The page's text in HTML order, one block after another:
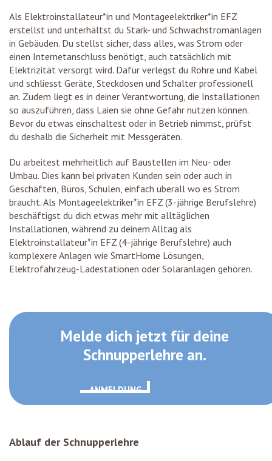
Als Elektroinstallateur*in und Montageelektriker*in EFZ
erstellst und unterhältst du Stark- und Schwachstromanlagen
in Gebäuden. Du stellst sicher, dass alles, was Strom oder
einen Internetanschluss benötigt, auch tatsächlich mit
Elektrizität versorgt wird. Dafür verlegst du Rohre und Kabel
und schliesst Geräte, Steckdosen und Schalter professionell
an. Zudem liegt es in deiner Verantwortung, die Installationen
so auszuführen, dass Laien sie ohne Gefahr nutzen können.
Bevor du etwas einschaltest oder in Betrieb nimmst, prüfst
du deshalb die Sicherheit mit Messgeräten.
Du arbeitest mehrheitlich auf Baustellen im Neu- oder
Umbau. Dies kann bei privaten Kunden sein oder auch in
Geschäften, Büros, Schulen, einfach überall wo es Strom
braucht. Als Montageelektriker*in EFZ (3-jährige Berufslehre)
beschäftigst du dich etwas mehr mit alltäglichen
Installationen, während zu deinem Alltag als
Elektroinstallateur*in EFZ (4-jährige Berufslehre) auch
komplexere Anlagen wie SmartHome Lösungen,
Elektrofahrzeug-Ladestationen oder Solaranlagen gehören.
Melde dich jetzt für deine
Schnupperlehre an.
Anmeldung
Ablauf der Schnupperlehre